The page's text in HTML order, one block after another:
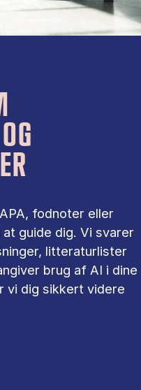
fodnoter eller
guide dig. Vi svarer
litteraturlister
brug af AI i dine
vi dig sikkert videre